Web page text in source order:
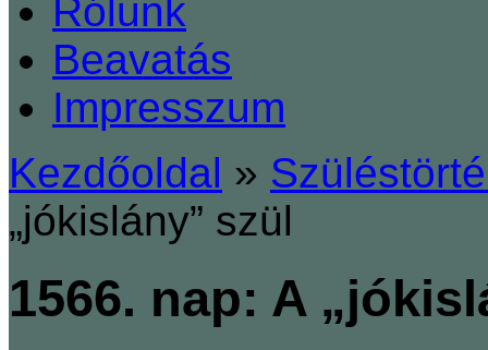
Rólunk
Beavatás
Impresszum
Kezdőoldal »
„jókislány” szül
1566. nap: A